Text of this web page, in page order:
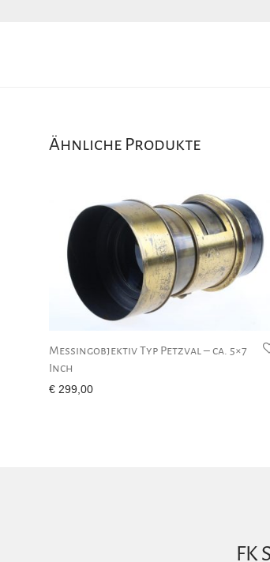
Ähnliche Produkte
Messingobjektiv Typ Petzval – ca. 5×7
Inch
€ 299,00
FK